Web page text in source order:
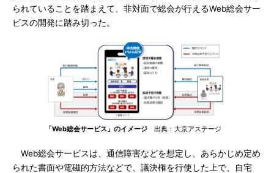
られていることを踏まえて、非対面で総会が行えるWeb総会サー
ビスの開発に踏み切った。
「Web総会サービス」のイメージ 出典：大京アステージ
Web総会サービスは、通信障害などを想定し、あらかじめ定め
られた書面や電磁的方法などで、議決権を行使した上で、自宅